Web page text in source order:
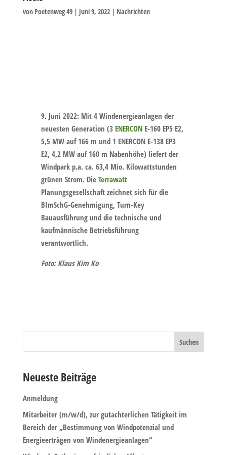
von Poetenweg 49| Juni 9, 2022| Nachrichten
9. Juni 2022:Mit 4 Windenergieanlagen der
neuesten Generation (3 ENERCONE-160 EP5 E2,
5,5 MW auf 166 m und 1 ENERCON E-138 EP3
E2, 4,2 MW auf 160 m Nabenhöhe) liefert der
Windpark p.a. ca. 63,4 Mio. Kilowattstunden
grünen Strom. Die Terrawatt
Planungsgesellschaft zeichnet sich für die
BImSchG-Genehmigung, Turn-Key
Bauausführung und die technische und
kaufmännische Betriebsführung
verantwortlich.
Foto: Klaus Kim Ko
Neueste Beiträge
Anmeldung
Mitarbeiter (m/w/d), zur gutachterlichen Tätigkeit im
Bereich der „Bestimmung von Windpotenzial und
Energieerträgen von Windenergieanlagen“